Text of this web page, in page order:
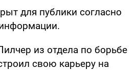
для публики согласно
из отдела по борьбе
свою карьеру на